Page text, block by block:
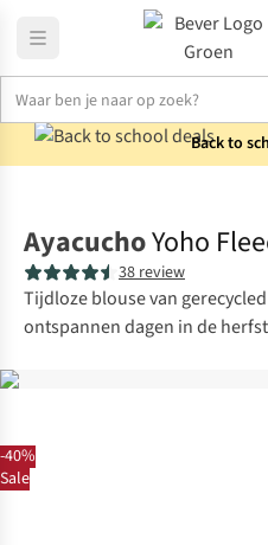
Back to
-40%
Sale
AyacuchoYoho
38 review
Tijdloze blouse van
ontspannen dagen in de